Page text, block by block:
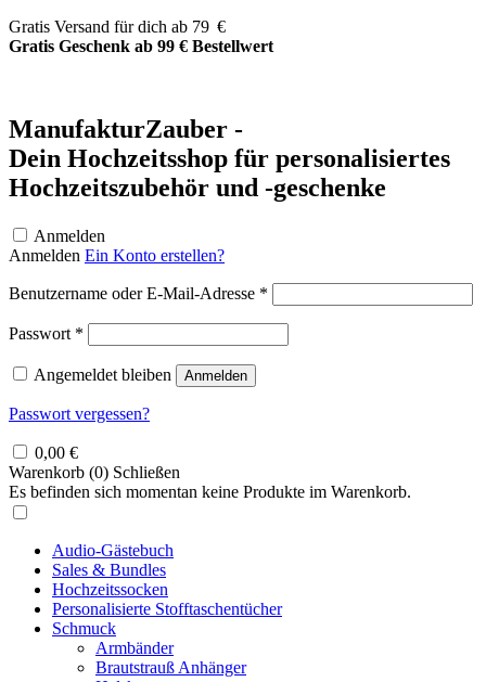
Zum
Inhalt
Gratis Versand für dich ab 79 €
Gratis Geschenk ab 99 € Bestellwert
ManufakturZauber -
Dein Hochzeitsshop für personalisiertes
Hochzeitszubehör und -geschenke
Anmelden
Anmelden Ein Konto erstellen?
Benutzername oder E-Mail-Adresse *
Passwort *
Angemeldet bleiben Anmelden
Passwort vergessen?
0,00 €
Warenkorb (0) Schließen
Es befinden sich momentan keine Produkte im Warenkorb.
Audio-Gästebuch
Sales & Bundles
Hochzeitssocken
Personalisierte Stofftaschentücher
Schmuck
Armbänder
Brautstrauß Anhänger